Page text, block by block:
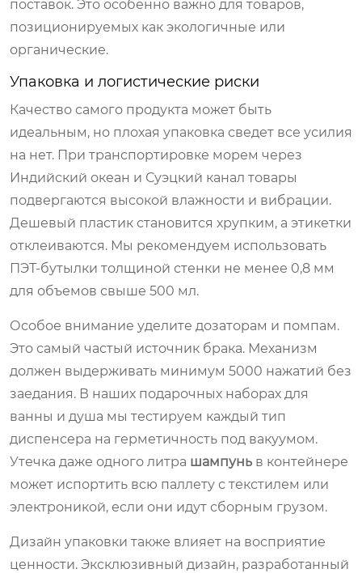
поставок. Это особенно важно для товаров,
позиционируемых как экологичные или
органические.
Упаковка и логистические риски
Качество самого продукта может быть
идеальным, но плохая упаковка сведет все усилия
на нет. При транспортировке морем через
Индийский океан и Суэцкий канал товары
подвергаются высокой влажности и вибрации.
Дешевый пластик становится хрупким, а этикетки
отклеиваются. Мы рекомендуем использовать
ПЭТ-бутылки толщиной стенки не менее 0,8 мм
для объемов свыше 500 мл.
Особое внимание уделите дозаторам и помпам.
Это самый частый источник брака. Механизм
должен выдерживать минимум 5000 нажатий без
заедания. В наших подарочных наборах для
ванны и душа мы тестируем каждый тип
диспенсера на герметичность под вакуумом.
Утечка даже одного литра шампунь в контейнере
может испортить всю паллету с текстилем или
электроникой, если они идут сборным грузом.
Дизайн упаковки также влияет на восприятие
ценности. Эксклюзивный дизайн, разработанный